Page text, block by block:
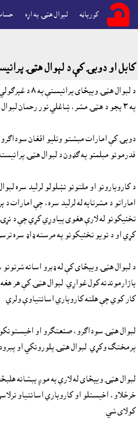
کورپاڼه لېوال هټۍ په اړه
کابل او دوبۍ کې د لېوال هټۍ
په ٣ بجو د هټۍ مشر، ښاغلي نور رحمان لېوال پليکه وينا پيل، ګډونوالو ته پليکه روزنه او د خپلواکچار بازارموندګرو،لومړۍ مخامخ روزنې، برياليو کسانو ته په بريليکونو ورکولو ترسره شوه.
دوبۍ کې امارات مېشتو وتليو افغان
قدرمونو مېلمنو په ګډون د لېوال هټۍ
د کاروبارونو او ملتونو نښلولو لرليد سره
اماراتو د مشرتابه له لرليد سره، چې
تخنيکونو له لارې هغوى پياوړي کړي چې د نړۍ
کړي او د نويو تخنيکونو په مرسته ډاډ سره
د لېوال هټۍ ويبځاى کې له ډېرو اسانه
بازارموندنه کول غواړي. لېوال هټۍ کې هر
کار کوي چې هلته کاروباري اسانتياوې ولري.
لېوال هټۍ سوداګرو، صنعتګرو او
پرمختګ وکړي. لېوال هټۍ پلورونکي او
لېوال هټۍ ويبځاى له لارې به موږ بېشانه
خرڅلاو، اخيستلو او کاروباري اسانتياو
کولاى شي.